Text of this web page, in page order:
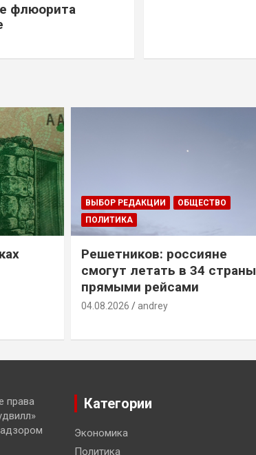
флюорита
ВЫБОР РЕДАКЦИИ
ОБЩЕСТВО
ПОЛИТИКА
Решетников: россияне
смогут летать в 34 страны
прямыми рейсами
04.08.2026 andrey
права
Категории
Экономика
Политика